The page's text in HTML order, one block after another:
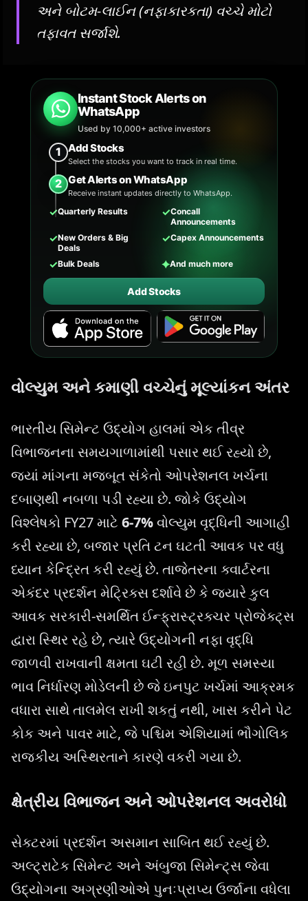
અને બોટમ-લાઈન (નફાકારકતા) વચ્ચે મોટો
તફાવત સર્જાશે.
Instant Stock Alerts on
WhatsApp
Used by 10,000+ active investors
1 Add Stocks
Select the stocks you want to track in real time.
2 Get Alerts on WhatsApp
Receive instant updates directly to WhatsApp.
✓Quarterly Results ✓Concall
Announcements
✓New Orders & Big
Deals
✓Capex Announcements
✓Bulk Deals ✦And much more
Add Stocks
વોલ્યુમ અને કમાણી વચ્ચેનું મૂલ્યાંકન અંતર
ભારતીય સિમેન્ટ ઉદ્યોગ હાલમાં એક તીવ્ર
વિભાજનના સમયગાળામાંથી પસાર થઈ રહ્યો છે,
જ્યાં માંગના મજબૂત સંકેતો ઓપરેશનલ ખર્ચના
દબાણથી નબળા પડી રહ્યા છે. જોકે ઉદ્યોગ
વિશ્લેષકો FY27 માટે 6-7%વોલ્યુમ વૃદ્ધિની આગાહી
કરી રહ્યા છે, બજાર પ્રતિ ટન ઘટતી આવક પર વધુ
ધ્યાન કેન્દ્રિત કરી રહ્યું છે. તાજેતરના ક્વાર્ટરના
એકંદર પ્રદર્શન મેટ્રિક્સ દર્શાવે છે કે જ્યારે કુલ
આવક સરકારી-સમર્થિત ઈન્ફ્રાસ્ટ્રક્ચર પ્રોજેક્ટ્સ
દ્વારા સ્થિર રહે છે, ત્યારે ઉદ્યોગની નફા વૃદ્ધિ
જાળવી રાખવાની ક્ષમતા ઘટી રહી છે. મૂળ સમસ્યા
ભાવ નિર્ધારણ મોડેલની છે જે ઇનપુટ ખર્ચમાં આક્રમક
વધારા સાથે તાલમેલ રાખી શકતું નથી, ખાસ કરીને પેટ
કોક અને પાવર માટે, જે પશ્ચિમ એશિયામાં ભૌગોલિક
રાજકીય અસ્થિરતાને કારણે વકરી ગયા છે.
ક્ષેત્રીય વિભાજન અને ઓપરેશનલ અવરોધો
સેક્ટરમાં પ્રદર્શન અસમાન સાબિત થઈ રહ્યું છે.
અલ્ટ્રાટેક સિમેન્ટ અને અંબુજા સિમેન્ટ્સ જેવા
ઉદ્યોગના અગ્રણીઓએ પુનઃપ્રાપ્ય ઉર્જાના વધેલા